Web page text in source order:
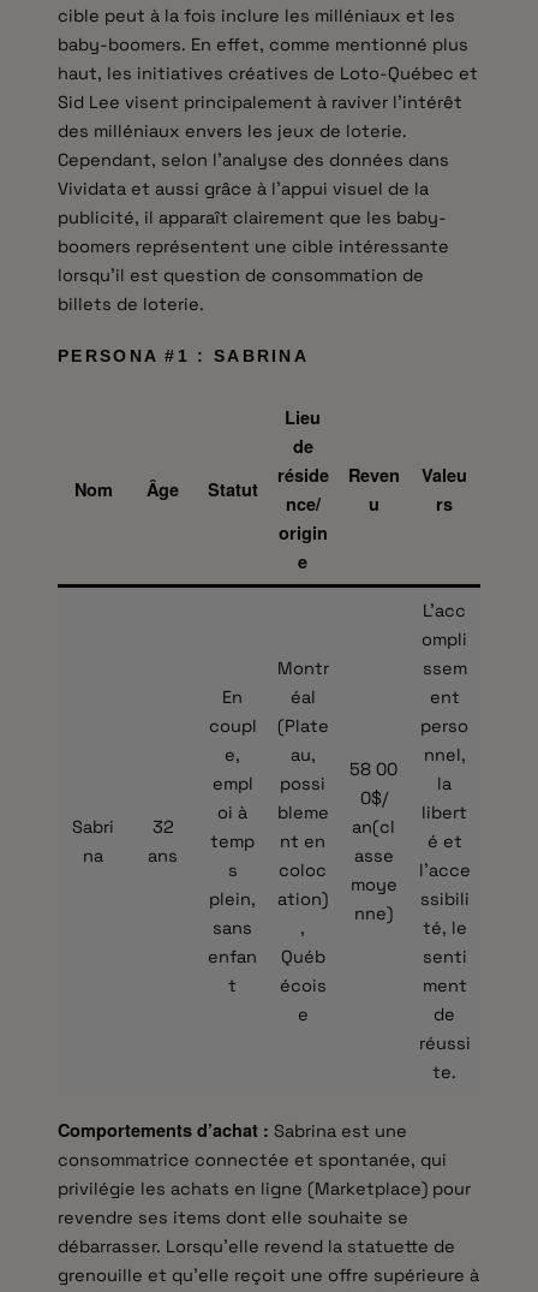
cible peut à la fois inclure les milléniaux et les
baby-boomers. En effet, comme mentionné plus
haut, les initiatives créatives de Loto-Québec et
Sid Lee visent principalement à raviver l’intérêt
des milléniaux envers les jeux de loterie.
Cependant, selon l’analyse des données dans
Vividata et aussi grâce à l’appui visuel de la
publicité, il apparaît clairement que les baby-
boomers représentent une cible intéressante
lorsqu’il est question de consommation de
billets de loterie.
PERSONA #1 : SABRINA
Nom Âge Statut
Lieu
de
réside
nce/
origin
e
Reven
u
Valeu
rs
Sabri
na
32
ans
En
coupl
e,
empl
oi à
temp
s
plein,
sans
enfan
t
Montr
éal
(Plate
au,
possi
bleme
nt en
coloc
ation)
,
Québ
écois
e
58 00
0$/
an(cl
asse
moye
nne)
L’acc
ompli
ssem
ent
perso
nnel,
la
libert
é et
l’acce
ssibili
té, le
senti
ment
de
réussi
te.
Comportements d’achat : Sabrina est une
consommatrice connectée et spontanée, qui
privilégie les achats en ligne (Marketplace) pour
revendre ses items dont elle souhaite se
débarrasser. Lorsqu’elle revend la statuette de
grenouille et qu’elle reçoit une offre supérieure à